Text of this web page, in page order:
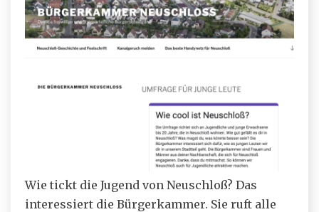
Wie tickt die Jugend von Neuschloß? Das
interessiert die Bürgerkammer. Sie ruft alle